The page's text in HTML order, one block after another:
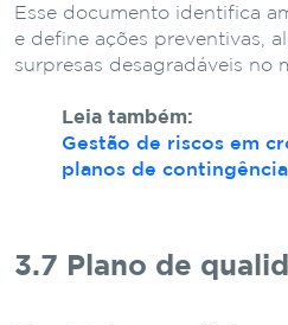
Esse documento identifica
e define ações preventivas,
surpresas desagradáveis no
Leia também:
Gestão de riscos em
planos de contingência
3.7 Plano de